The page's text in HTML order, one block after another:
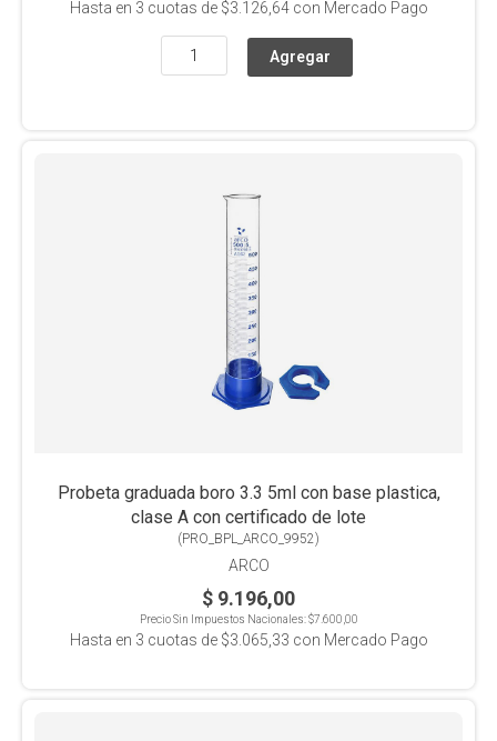
Hasta en 3 cuotas de $3.126,64con Mercado Pago
Probeta graduada boro 3.3 5ml con base plastica,
clase A con certificado de lote
(PRO_BPL_ARCO_9952)
ARCO
$ 9.196,00
Precio Sin Impuestos Nacionales:$7.600,00
Hasta en 3 cuotas de $3.065,33 con Mercado Pago